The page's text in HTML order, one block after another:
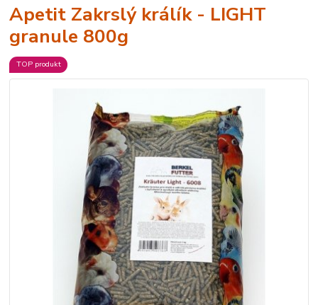
Apetit Zakrslý králík - LIGHT
granule 800g
TOP produkt